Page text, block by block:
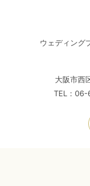
ウェディング
大阪市西
TEL：